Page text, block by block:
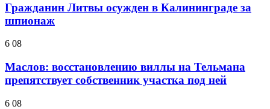
Гражданин Литвы осужден в Калининграде за
шпионаж
6 08
Маслов: восстановлению виллы на Тельмана
препятствует собственник участка под ней
6 08